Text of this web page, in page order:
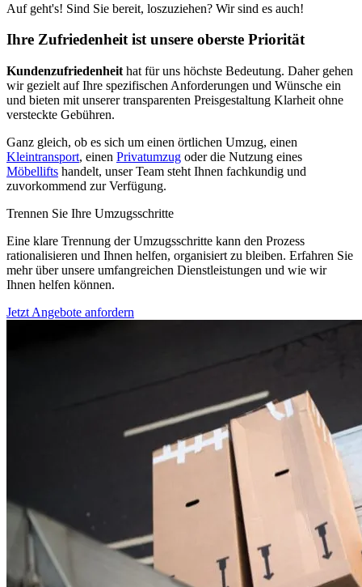
Auf geht's! Sind Sie bereit, loszuziehen? Wir sind es auch!
Ihre Zufriedenheit ist unsere oberste Priorität
Kundenzufriedenheit hat für uns höchste Bedeutung. Daher gehen
wir gezielt auf Ihre spezifischen Anforderungen und Wünsche ein
und bieten mit unserer transparenten Preisgestaltung Klarheit ohne
versteckte Gebühren.
Ganz gleich, ob es sich um einen örtlichen Umzug, einen
Kleintransport, einen Privatumzug oder die Nutzung eines
Möbellifts handelt, unser Team steht Ihnen fachkundig und
zuvorkommend zur Verfügung.
Trennen Sie Ihre Umzugsschritte
Eine klare Trennung der Umzugsschritte kann den Prozess
rationalisieren und Ihnen helfen, organisiert zu bleiben. Erfahren Sie
mehr über unsere umfangreichen Dienstleistungen und wie wir
Ihnen helfen können.
Jetzt Angebote anfordern